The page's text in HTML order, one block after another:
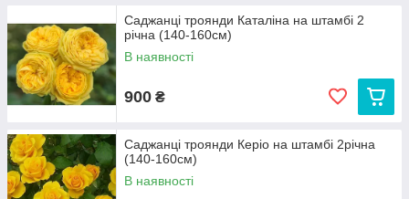
Саджанці троянди Каталіна на штамбі 2
річна (140-160см)
В наявності
900 ₴
Саджанці троянди Керіо на штамбі 2річна
(140-160см)
В наявності